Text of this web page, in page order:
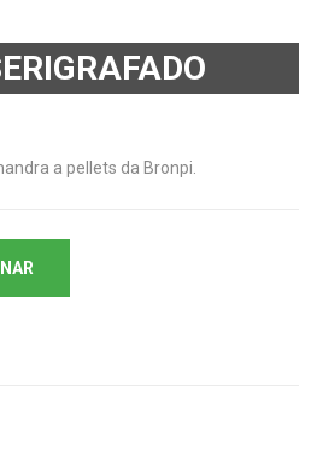
a pellets da Bronpi.